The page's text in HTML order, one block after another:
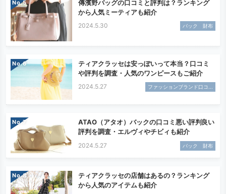
No.
傳濱野バッグの口コミと評判は？ランキング
から人気ミーティアも紹介
2024.5.30 バック 財布
No.
ティアクラッセは安っぽいって本当？口コミ
や評判を調査・人気のワンピースもご紹介
2024.5.27 ファッションブランド口コ...
No.
ATAO（アタオ）バックの口コミ悪い評判良い
評判を調査・エルヴィやチビィも紹介
2024.5.27 バック 財布
No.
ティアクラッセの店舗はあるの？ランキング
から人気のアイテムも紹介